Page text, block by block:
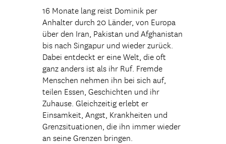
16 Monate lang reist Dominik per
Anhalter durch 20 Länder, von Europa
über den Iran, Pakistan und Afghanistan
bis nach Singapur und wieder zurück.
Dabei entdeckt er eine Welt, die oft
ganz anders ist als ihr Ruf. Fremde
Menschen nehmen ihn bei sich auf,
teilen Essen, Geschichten und ihr
Zuhause. Gleichzeitig erlebt er
Einsamkeit, Angst, Krankheiten und
Grenzsituationen, die ihn immer wieder
an seine Grenzen bringen.